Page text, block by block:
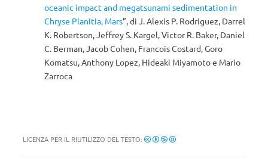
oceanic impact and megatsunami sedimentation in
Chryse Planitia, Mars”, di J. Alexis P. Rodriguez, Darrel
K. Robertson, Jeffrey S. Kargel, Victor R. Baker, Daniel
C. Berman, Jacob Cohen, Francois Costard, Goro
Komatsu, Anthony Lopez, Hideaki Miyamoto e Mario
Zarroca
LICENZA PER IL RIUTILIZZO DEL TESTO: